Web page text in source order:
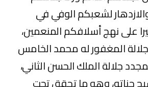
لشعبكم الوفي في
على نهج أسلافكم المنعمين،
المغفور له محمد الخامس
جلالة الملك الحسن الثاني،
جناته، وهو ما تحقق تحت